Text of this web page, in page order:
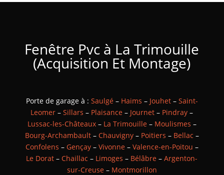
Fenêtre Pvc à La Trimouille
(Acquisition Et Montage)
Porte de garage à : Saulgé– Haims – Jouhet– Saint-
Leomer –Sillars – Plaisance – Journet – Pindray –
Lussac-les-Châteaux– La Trimouille– Moulismes –
Bourg-Archambault– Chauvigny– Poitiers – Bellac –
Confolens – Gençay– Vivonne– Valence-en-Poitou –
Le Dorat –Chaillac – Limoges – Bélâbre –Argenton-
sur-Creuse– Montmorillon